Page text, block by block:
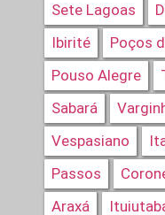
Sete Lagoas
Ibirité
Poços
Pouso Alegre
Sabará
Vespasiano
Passos
Araxá